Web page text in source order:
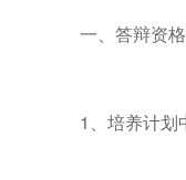
一、答辩资
1、培养计划